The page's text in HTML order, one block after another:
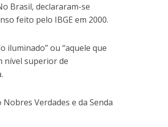
Brasil, declararam-se
feito pelo IBGE em 2000.
iluminado” ou “aquele que
nível superior de
Verdades e da Senda